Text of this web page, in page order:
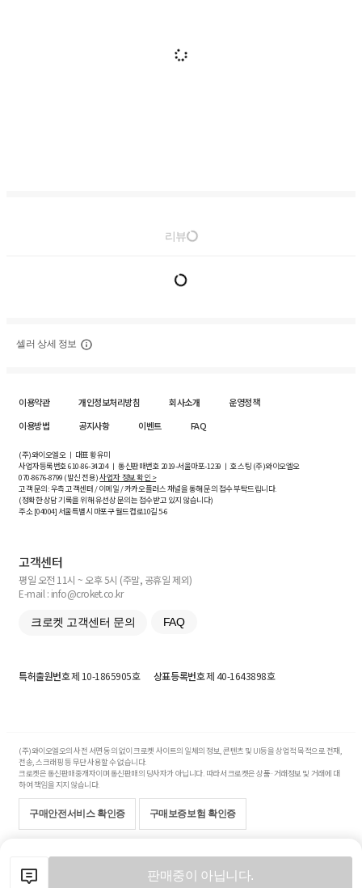
판매중이 아닙니다.
리뷰
셀러 상세 정보
이용약관 개인정보처리방침 회사소개
운영정책
이용방법
공지사항 이벤트 FAQ
(주)와이오엘오 ㅣ 대표 황유미
사업자등록번호610-86-34204ㅣ 통신판매번호 2019-서울마포-1239 ㅣ 호스팅 (주)와이오엘오
070-8676-8799 (발신 전용)사업자 정보 확인 >
고객 문의: 우측 고객센터 / 이메일 / 카카오플러스 채널을 통해 문의 접수 부탁드립니다.
(정확한 상담 기록을 위해 유선상 문의는 접수받고 있지 않습니다)
주소 [04004] 서울특별시 마포구 월드컵로10길5-6
고객센터
평일 오전 11시 ~ 오후 5시 (주말, 공휴일 제외)
E-mail : info@croket.co.kr
크로켓 고객센터 문의 FAQ
특허출원번호제 10-1865905호 상표등록번호제 40-1643898호
(주)와이오엘오의 사전 서면 동의 없이 크로켓 사이트의 일체의 정보, 콘텐츠 및 UI등을 상업적 목적으로 전재,
전송, 스크래핑 등 무단 사용할 수 없습니다.
크로켓은 통신판매중개자이며 통신판매의 당사자가 아닙니다. 따라서 크로켓은 상품·거래정보 및 거래에 대
하여 책임을 지지 않습니다.
구매안전서비스 확인증 구매보증보험 확인증